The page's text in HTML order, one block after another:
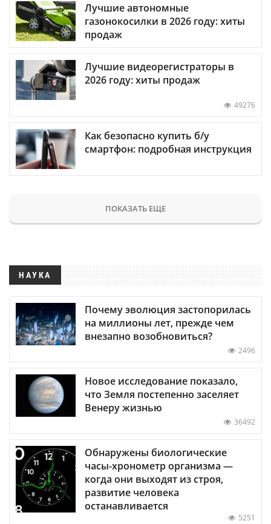
Лучшие автономные
газонокосилки в 2026 году: хиты
продаж
Лучшие видеорегистраторы в
2026 году: хиты продаж
49276
Как безопасно купить б/у
смартфон: подробная инструкция
ПОКАЗАТЬ ЕЩЕ
НАУКА
Почему эволюция застопорилась
на миллионы лет, прежде чем
внезапно возобновиться?
2496
Новое исследование показало,
что Земля постепенно заселяет
Венеру жизнью
36492
Обнаружены биологические
часы-хронометр организма —
когда они выходят из строя,
развитие человека
останавливается
5251